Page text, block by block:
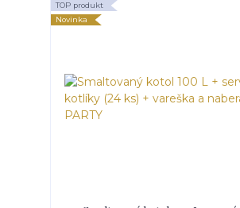
TOP produkt
Novinka